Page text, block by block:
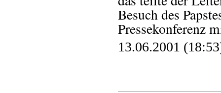
Besuch des
Pressekonferenz
13.06.2001